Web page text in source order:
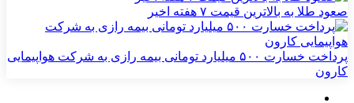
صعود طلا به بالاترین قیمت ۷ هفته اخیر
پرداخت خسارت ۵۰۰ میلیارد تومانی بیمه رازی به شرکت هواپیمایی
کارون